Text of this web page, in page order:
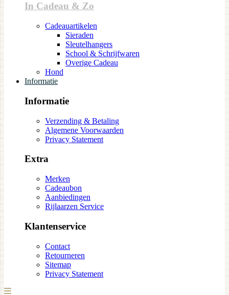
In Cadeau & Zo
Cadeauartikelen
Sieraden
Sleutelhangers
School & Schrijfwaren
Overige Cadeau
Hond
Informatie
Informatie
Verzending & Betaling
Algemene Voorwaarden
Privacy Statement
Extra
Merken
Cadeaubon
Aanbiedingen
Rijlaarzen Service
Klantenservice
Contact
Retourneren
Sitemap
Privacy Statement